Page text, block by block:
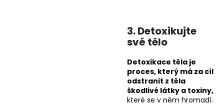
3. Detoxikujte
své tělo
Detoxikace těla je
proces, který má za cíl
odstranit z těla
škodlivé látky a toxiny,
které se v něm hromadí.